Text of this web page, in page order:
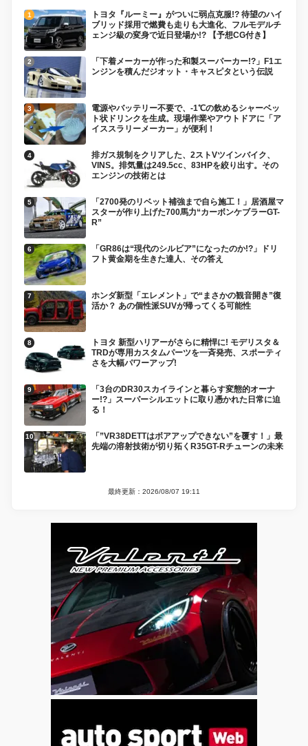
トヨタ『ルーミー』がついに弱点克服!? 待望のハイ
ブリッド採用で燃費も走りも大進化、フルモデルチ
ェンジ級の変身で近日登場か!? 【予想CG付き】
「下着メーカーが作った和製スーパーカー!?」F1エ
ンジンを積んだジオット・キャスピタという伝説
電源やバッテリー不要で、-1℃の飲めるシャーベッ
ト状ドリンクを生成。現場作業やアウトドアに「ア
イススラリーメーカー」が便利！
排ガス規制をクリアした、2ストVツインバイク、
VINS。排気量は249.5cc、83HPを絞り出す。その
エンジンの技術とは
「2700発のリベット補強まで自ら施工！」居酒屋マ
スターが作り上げた700馬力“カーボンケブラーGT-
R”
「GR86は“現代のシルビア”になったのか!?」ドリ
フト黄金期を生きた達人、その答え
ホンダ新型「エレメント」で“まさかの観音開き”復
活か？ あの個性派SUVが帰ってくる可能性
トヨタ 新型ハリアーがさらに精悍に! モデリスタ＆
TRDが専用カスタムパーツを一斉発売、スポーティ
さを大幅パワーアップ!
「3台のDR30スカイラインと暮らす変態的オーナ
ー!?」スーパーシルエットに取り憑かれた日常に迫
る！
「”VR38DETTはボアアップできない”を覆す！」最
先端の溶射技術が切り拓くR35GT-Rチューンの未来
最終更新：2026/08/07 19:11